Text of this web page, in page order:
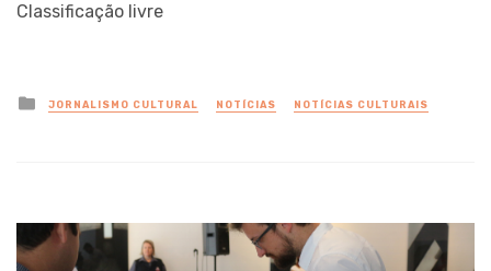
Classificação livre
Posted
in
JORNALISMO CULTURAL NOTÍCIAS NOTÍCIAS CULTURAIS